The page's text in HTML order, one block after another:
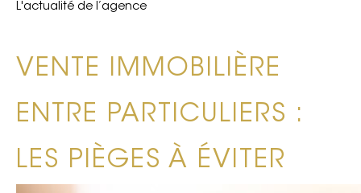
L'actualité de l’agence
VENTE IMMOBILIÈRE
ENTRE PARTICULIERS :
LES PIÈGES À ÉVITER